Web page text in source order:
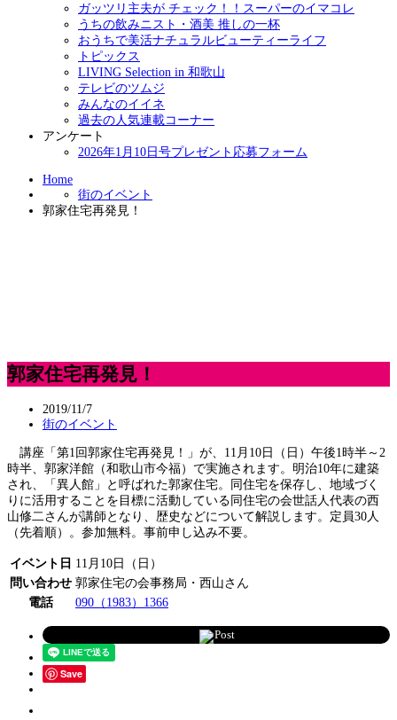
ガッツリ主夫が チェック！！スーパーのイマコレ
うちの飲みニスト・酒美 推しの一杯
おうちで美活ナチュラルビューティーライフ
トピックス
LIVING Selection in 和歌山
テレビのツムジ
みんなのイイネ
過去の人気連載コーナー
アンケート
2026年1月10日号プレゼント応募フォーム
Home
街のイベント
郭家住宅再発見！
郭家住宅再発見！
2019/11/7
街のイベント
講座「第1回郭家住宅再発見！」が、11月10日（日）午後1時半～2
時半、郭家洋館（和歌山市今福）で実施されます。明治10年に建築
され、「異人館」と呼ばれた郭家住宅。同住宅を保存し、地域づく
りに活用することを目標に活動している同住宅の会世話人代表の西
山修二さんが講師となり、歴史などについて解説します。定員30人
（先着順）。参加無料。事前申し込み不要。
イベント日 11月10日（日）
問い合わせ 郭家住宅の会事務局・西山さん
電話
090（1983）1366
Post
Save